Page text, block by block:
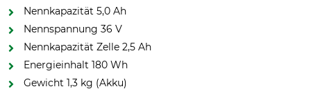
Nennkapazität 5,0 Ah
Nennspannung 36 V
Nennkapazität Zelle 2,5 Ah
Energieinhalt 180 Wh
Gewicht 1,3 kg (Akku)